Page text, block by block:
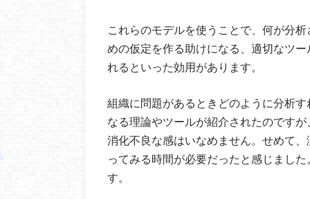
これらのモデルを使うことで、何が分
めの仮定を作る助けになる、適切なツ
れるといった効用があります。
組織に問題があるときどのように分析
なる理論やツールが紹介されたのです
消化不良な感はいなめません。せめて
ってみる時間が必要だったと感じまし
す。